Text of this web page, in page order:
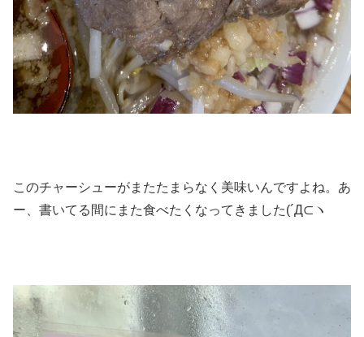
このチャーシューがまたたまらなく美味いんですよね。あ
ー、書いてる間にまた食べたくなってきました(´Д⊂ヽ